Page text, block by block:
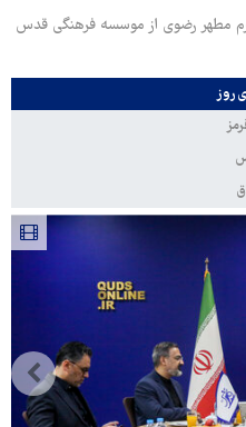
مطهر رضوی از موسسه فرهنگی قدس
روز